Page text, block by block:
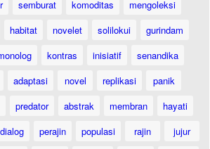
semburat komoditas
mengoleksi
habitat novelet solilokui
gurindam
kontras inisiatif
senandika
adaptasi novel replikasi
panik
predator abstrak membran
hayati
dialog perajin populasi rajin
jujur